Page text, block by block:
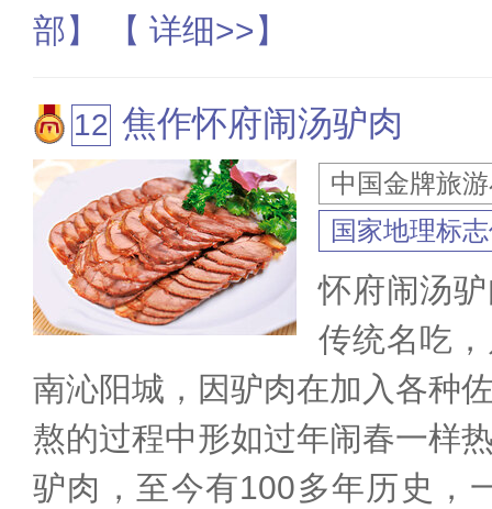
部】
【 详细>>】
焦作怀府闹汤驴肉
中国金牌旅
国家地理标
怀府闹汤
传统名吃
南沁阳城，因驴肉在加入各种
熬的过程中形如过年闹春一样
驴肉，至今有100多年历史，